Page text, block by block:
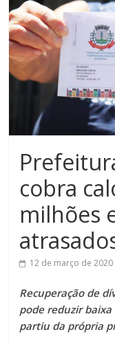
cobra
milhões
12 de março de 2020
Recuperação de
pode reduzir
partiu da própria